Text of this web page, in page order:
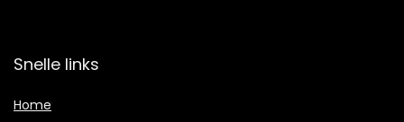
Snelle links
Home